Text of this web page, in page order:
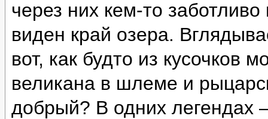
через них кем-то
виден край озера.
вот, как будто из кусочков
великана в шлеме и
добрый? В одних